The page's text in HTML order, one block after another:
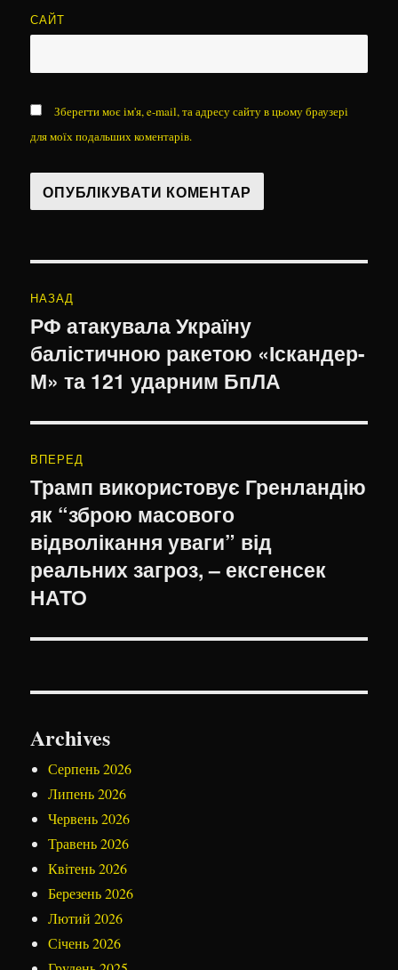
САЙТ
Зберегти моє ім'я, e-mail, та адресу сайту в цьому браузері
для моїх подальших коментарів.
записів
НАЗАД
Попередній
запис:
РФ атакувала Україну
балістичною ракетою «Іскандер-
М» та 121 ударним БпЛА
ВПЕРЕД
Наступний
запис:
Трамп використовує Гренландію
як “зброю масового
відволікання уваги” від
реальних загроз, – ексгенсек
НАТО
Archives
Серпень 2026
Липень 2026
Червень 2026
Травень 2026
Квітень 2026
Березень 2026
Лютий 2026
Січень 2026